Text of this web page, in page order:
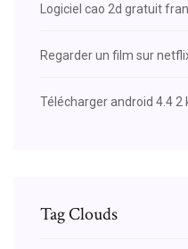
Logiciel cao 2d gratuit
Regarder un film sur
Télécharger android 4.4 2
Tag Clouds